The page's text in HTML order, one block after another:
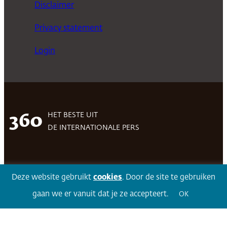
Disclaimer
Privacy statement
Login
360
HET BESTE UIT
DE INTERNATIONALE PERS
Volg 360Facebook LinkedIn Twitter
Deze website gebruikt cookies. Door de site te gebruiken
gaan we er vanuit dat je ze accepteert. OK